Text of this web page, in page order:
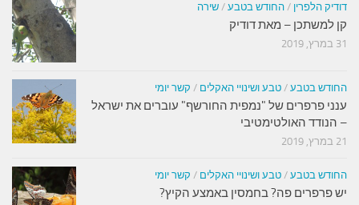
דודיק הלפרין / החודש בטבע / שירה
קן למשתכן – מאת דודיק
31 במרץ, 2019
החודש בטבע / טבע ושינויי האקלים / קשר יומי
ענני פרפרים של "נמפית החורשף" עוברים את ישראל
– הנודד האולטימטיבי
21 במרץ, 2019
החודש בטבע / טבע ושינויי האקלים / קשר יומי
יש פרפרים פה? בחמסין באמצע הקיץ?